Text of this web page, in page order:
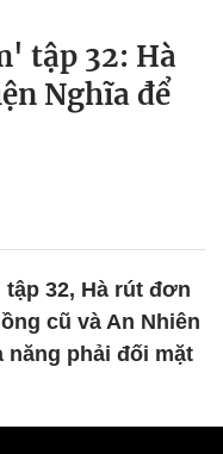
tập 32: Hà
Nghĩa để
32, Hà rút đơn
cũ và An Nhiên
năng phải đối mặt